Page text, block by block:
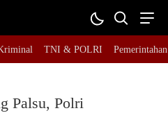
TNI & POLRI Pemerintahan
Palsu, Polri